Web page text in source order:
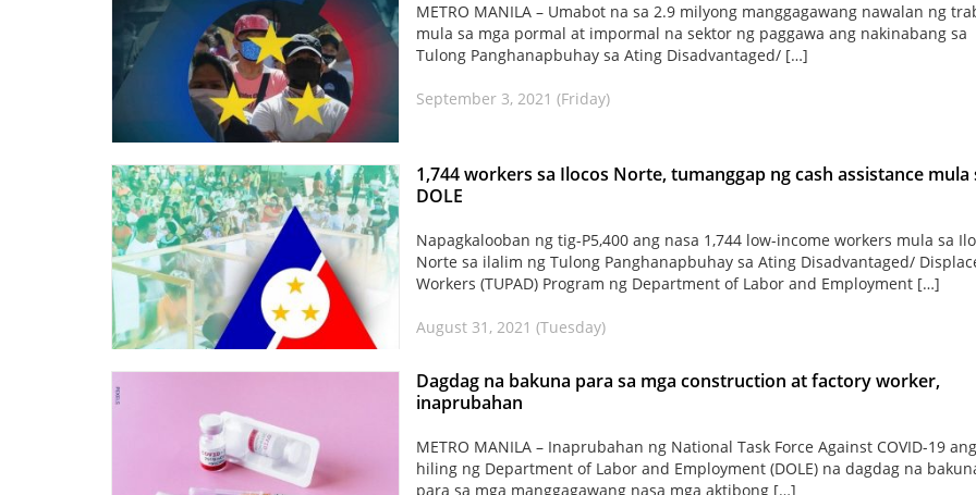
METRO MANILA – Umabot na sa 2.9 milyong manggagawang nawalan ng
mula sa mga pormal at impormal na sektor ng paggawa ang nakinabang sa
Tulong Panghanapbuhay sa Ating Disadvantaged/ […]
September 3, 2021 (Friday)
1,744 workers sa Ilocos Norte, tumanggap ng cash assistance mula
DOLE
Napagkalooban ng tig-P5,400 ang nasa 1,744 low-income workers mula sa
Norte sa ilalim ng Tulong Panghanapbuhay sa Ating Disadvantaged/
Workers (TUPAD) Program ng Department of Labor and Employment […]
August 31, 2021 (Tuesday)
Dagdag na bakuna para sa mga construction at factory worker,
inaprubahan
METRO MANILA – Inaprubahan ng National Task Force Against COVID-19 ang
hiling ng Department of Labor and Employment (DOLE) na dagdag na
para sa mga manggagawang nasa mga aktibong […]